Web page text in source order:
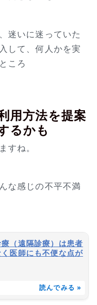
迷いに迷っていた
して、何人かを実
ころ
用方法を提案
るかも
すね。
な感じの不平不満
（遠隔診療）は患者
医師にも不便な点が
読んでみる »